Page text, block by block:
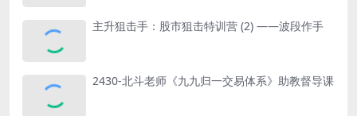
主升狙击手：股市狙击特训营 (2) ——波段作手
2430-北斗老师《九九归一交易体系》助教督导课